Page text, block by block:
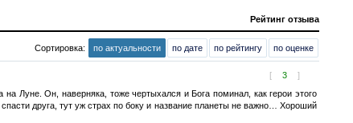
Рейтинг отзыва
Сортировка: по актуальности по дате по рейтингу по оценке
[ 3 ]
Луне. Он, наверняка, тоже чертыхался и Бога поминал, как герои этого
друга, тут уж страх по боку и название планеты не важно… Хороший